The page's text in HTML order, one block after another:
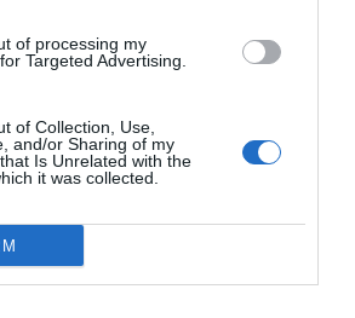
of processing my
Targeted Advertising.
of Collection, Use,
and/or Sharing of my
Is Unrelated with the
it was collected.